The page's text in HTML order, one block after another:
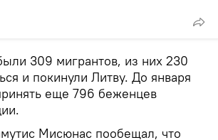
309 мигрантов, из них 230
и покинули Литву. До января
еще 796 беженцев
Мисюнас пообещал, что